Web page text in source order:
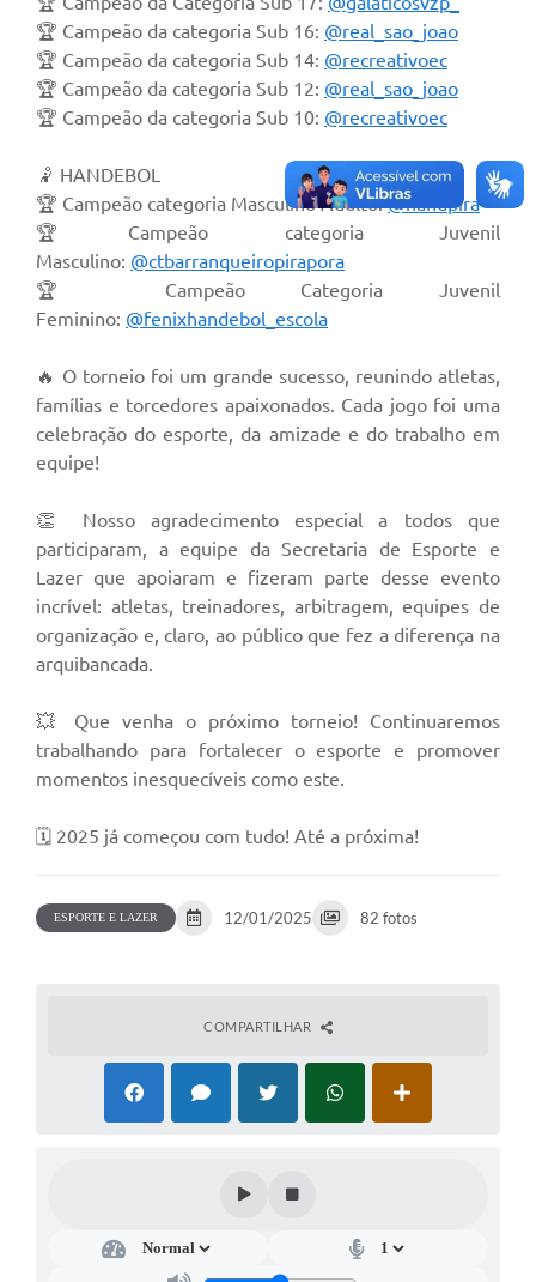
Notícias
Turismo
Galeria de Vídeos
Secretarias
Contas Públicas
Legislação
Links
Serviços Online
Enquete
Agenda
Diário Oficial
🏆 Campeão da categoria Sub 16: @real_sao_joao
🏆 Campeão da categoria Sub 14: @recreativoec
🏆 Campeão da categoria Sub 12: @real_sao_joao
🏆 Campeão da categoria Sub 10: @recreativoec
🤾 HANDEBOL
🏆 Campeão categoria Masculino Adulto:@handpira
🏆Campeão categoria Juvenil
Masculino: @ctbarranqueiropirapora
🏆 Campeão Categoria Juvenil
Feminino: @fenixhandebol_escola
🔥 O torneio foi um grande sucesso, reunindo atletas,
famílias e torcedores apaixonados. Cada jogo foi uma
celebração do esporte, da amizade e do trabalho em
equipe!
👏 Nosso agradecimento especial a todos que
participaram, a equipe da Secretaria de Esporte e
Lazer que apoiaram e fizeram parte desse evento
incrível: atletas, treinadores, arbitragem, equipes de
organização e, claro, ao público que fez a diferença na
arquibancada.
💥 Que venha o próximo torneio! Continuaremos
trabalhando para fortalecer o esporte e promover
momentos inesquecíveis como este.
🗓️ 2025 já começou com tudo! Até a próxima!
ESPORTE E LAZER 12/01/2025 82 fotos
COMPARTILHAR